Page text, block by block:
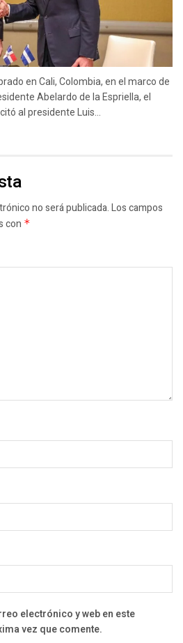
en Cali, Colombia, en el marco de
Abelardo de la Espriella, el
al presidente Luis...
no será publicada.Los campos
con *
electrónico y web en este
vez que comente.